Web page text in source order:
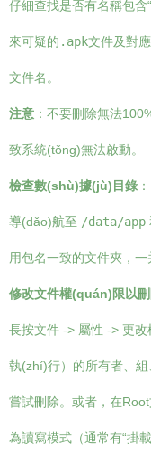
仔細查找是否有名稱包含
來可疑的 .apk文件及對
文件名。
注意 ：不要刪除無法
致系統(tǒng)無法啟動。
檢查數(shù)據(jù)目錄 ：
導(dǎo)航至 /data/app
用包名一致的文件夾，一
修改文件權(quán)限以
長按文件 -> 屬性 -> 更改
執(zhí)行）的所有者、
嘗試刪除。或者，在
為讀寫模式（通常有“掛